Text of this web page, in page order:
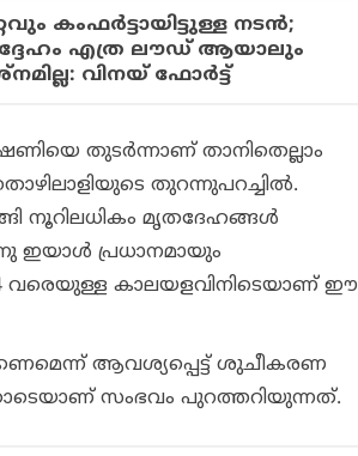
കംഫർട്ടായിട്ടുള്ള നടൻ;
എത്ര ലൗഡ് ആയാലും
വിനയ് ഫോർട്ട്
തുടര്‍ന്നാണ് താനിതെല്ലാം
തുറന്നുപറച്ചില്‍.
നൂറിലധികം മൃതദേഹങ്ങള്‍
ഇയാള്‍ പ്രധാനമായും
വരെയുള്ള കാലയളവിനിടെയാണ് ഈ
ആവശ്യപ്പെട്ട് ശുചീകരണ
സംഭവം പുറത്തറിയുന്നത്.